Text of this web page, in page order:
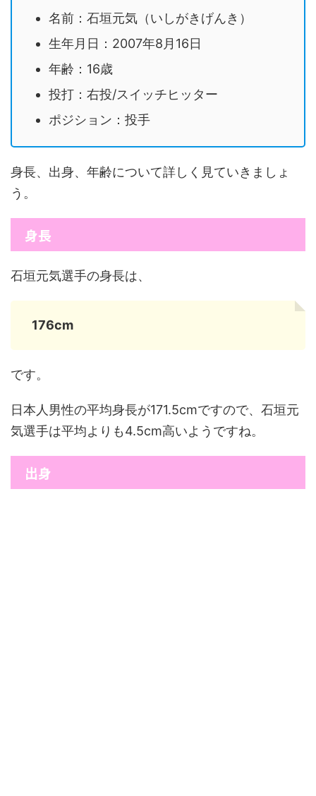
名前：石垣元気（いしがきげんき）
生年月日：2007年8月16日
年齢：16歳
投打：右投/スイッチヒッター
ポジション：投手
身長、出身、年齢について詳しく見ていきましょ
う。
身長
石垣元気選手の身長は、
176cm
です。
日本人男性の平均身長が171.5cmですので、石垣元
気選手は平均よりも4.5cm高いようですね。
出身